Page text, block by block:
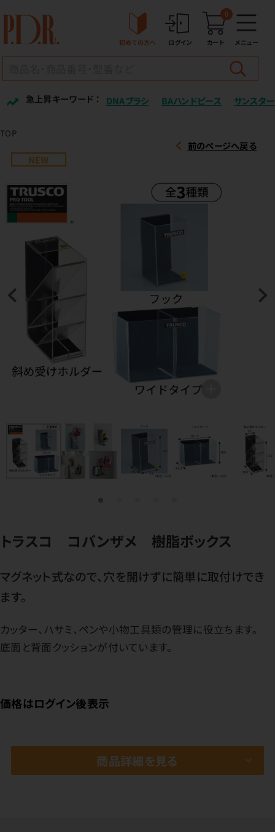
初めての方へ ログイン カート
0
メニュー
急上昇キーワード ： DNAブラシ BAハンドピース サンスター
TOP
前のページへ戻る
トラスコ コバンザメ 樹脂ボックス
マグネット式なので、穴を開けずに簡単に取付けでき
ます。
カッター、ハサミ、ペンや小物工具類の管理に役立ちます。
底面と背面クッションが付いています。
価格はログイン後表示
商品詳細を見る
NEW